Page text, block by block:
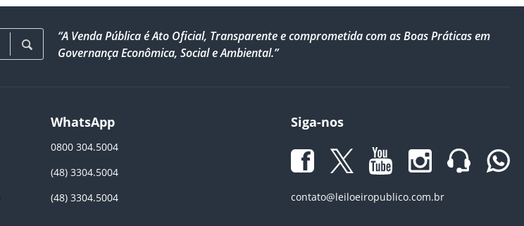
“A Venda Pública é Ato Oficial, Transparente e comprometida com as Boas Práticas em
Governança Econômica, Social e Ambiental.”
WhatsApp
0800 304.5004
(48) 3304.5004
(48) 3304.5004
Siga-nos
contato@leiloeiropublico.com.br